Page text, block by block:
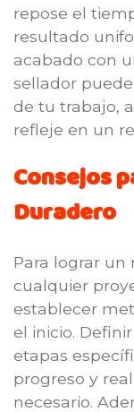
repose el
resultado
acabado con
sellador
de tu trabajo,
refleje en un
Consejos
Duradero
Para lograr un
cualquier
establecer
el inicio.
etapas
progreso y
necesario.